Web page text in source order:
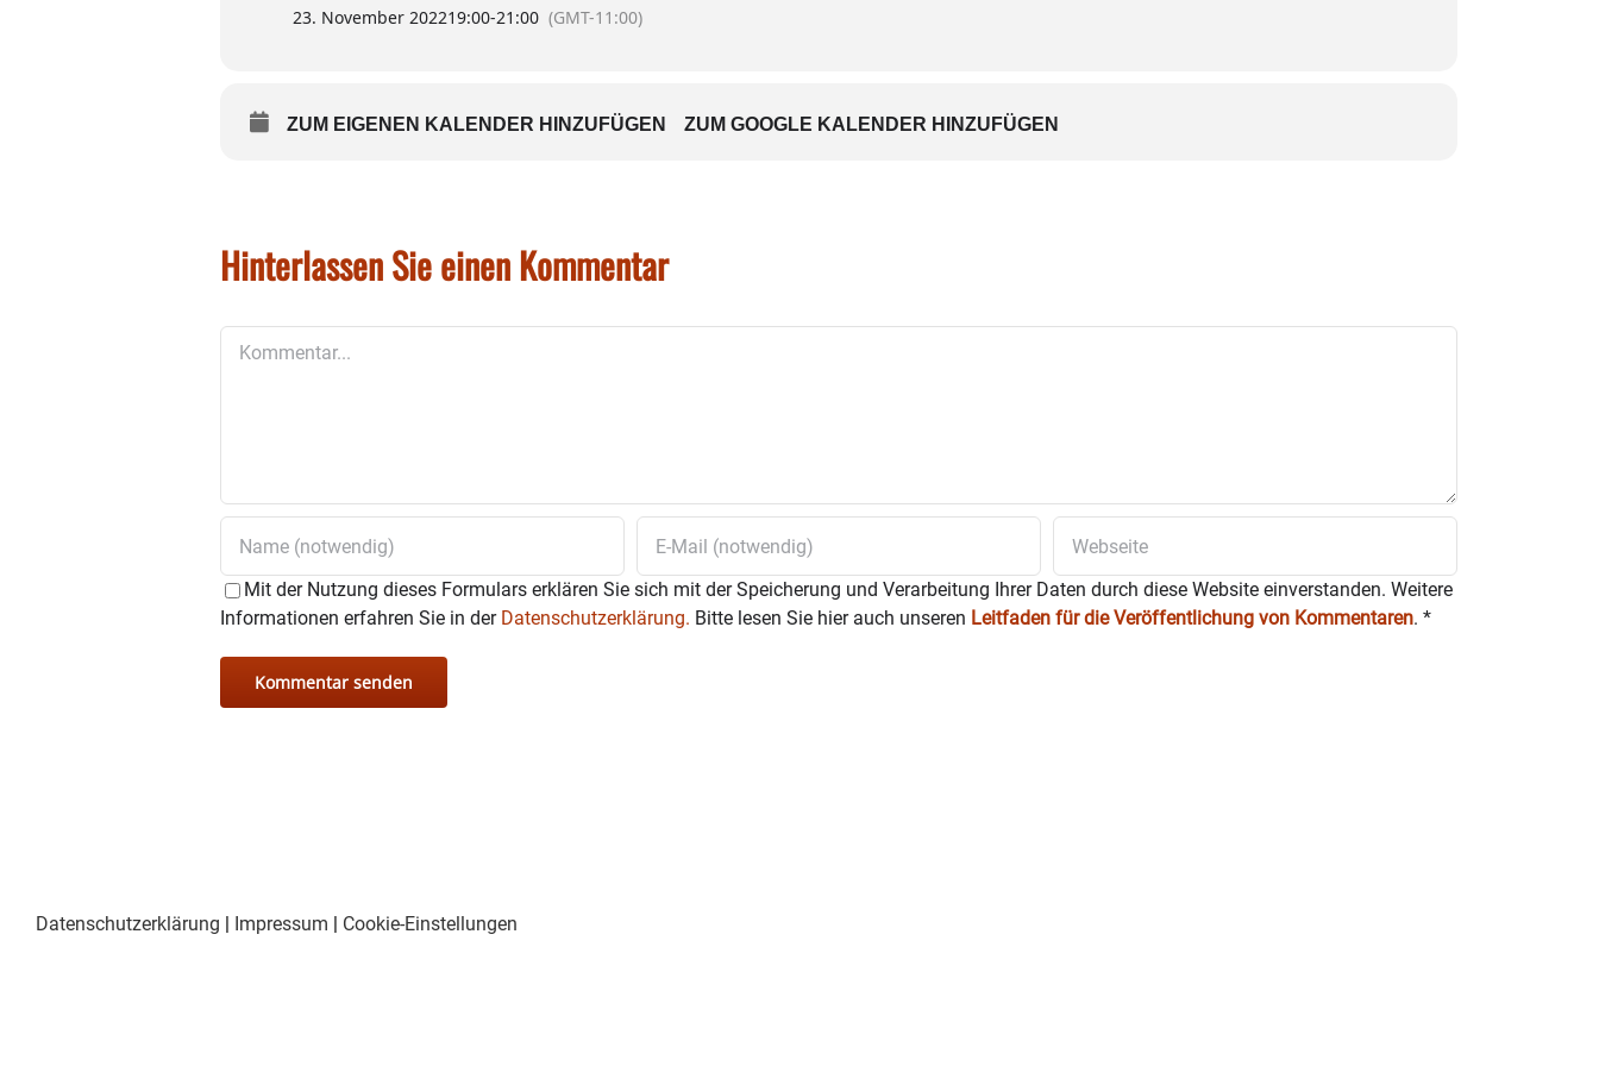
23. November 202219:00-21:00 (GMT-11:00)
ZUM EIGENEN KALENDER HINZUFÜGEN ZUM GOOGLE KALENDER HINZUFÜGEN
Hinterlassen Sie einen Kommentar
Mit der Nutzung dieses Formulars erklären Sie sich mit der Speicherung und Verarbeitung Ihrer Daten durch diese Website einverstanden. Weitere
Informationen erfahren Sie in der Datenschutzerklärung. Bitte lesen Sie hier auch unseren Leitfaden für die Veröffentlichung von Kommentaren. *
Datenschutzerklärung | Impressum | Cookie-Einstellungen